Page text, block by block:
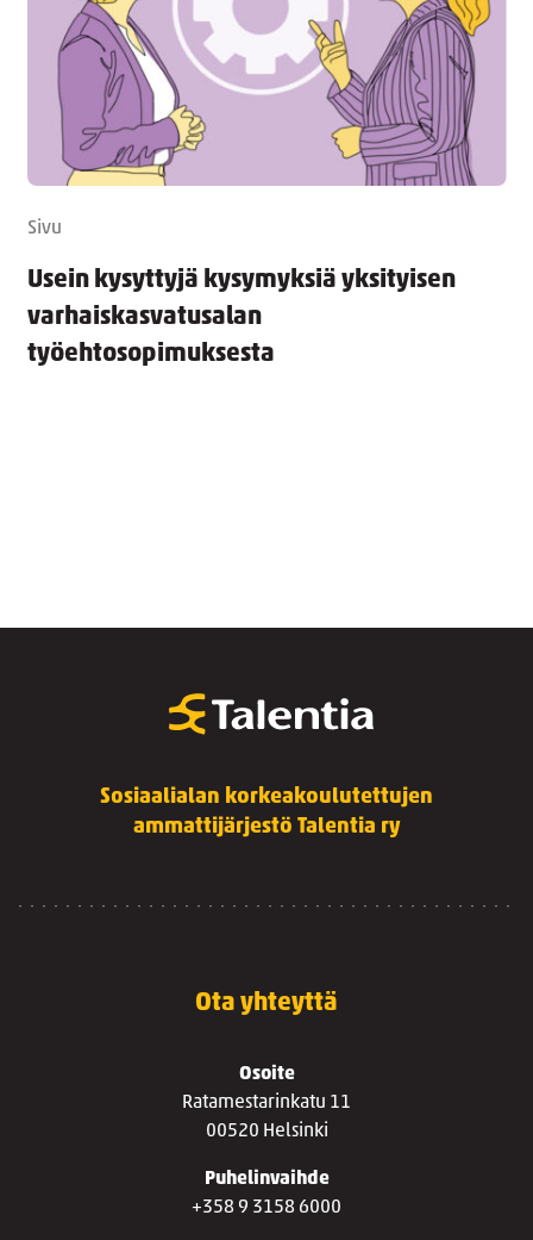
Sivu
Usein kysyttyjä kysymyksiä yksityisen
varhaiskasvatusalan
työehtosopimuksesta
Sosiaalialan korkeakoulutettujen
ammattijärjestö Talentia ry
Ota yhteyttä
Osoite
Ratamestarinkatu 11
00520 Helsinki
Puhelinvaihde
+358 9 3158 6000